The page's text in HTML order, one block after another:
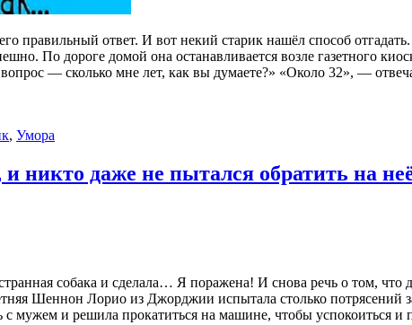
правильный ответ. И вот некий старик нашёл способ
По дороге домой она останавливается возле газетного
— сколько мне лет, как вы думаете?» «Около 32», —
, Умора
никто даже не пытался обратить на
собака и сделала… Я поражена! И снова речь о том, что
Шеннон Лорио из Джорджии испытала столько потрясений
мужем и решила прокатиться на машине, чтобы успокоиться и